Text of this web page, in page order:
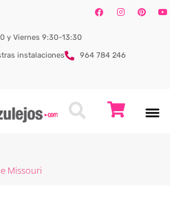
y Viernes 9:30-13:30
instalaciones
964 784 246
Missouri